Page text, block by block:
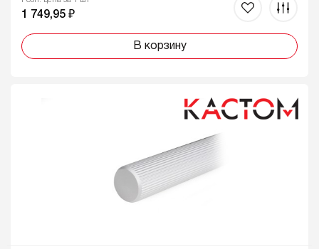
1 749,95 ₽
В корзину